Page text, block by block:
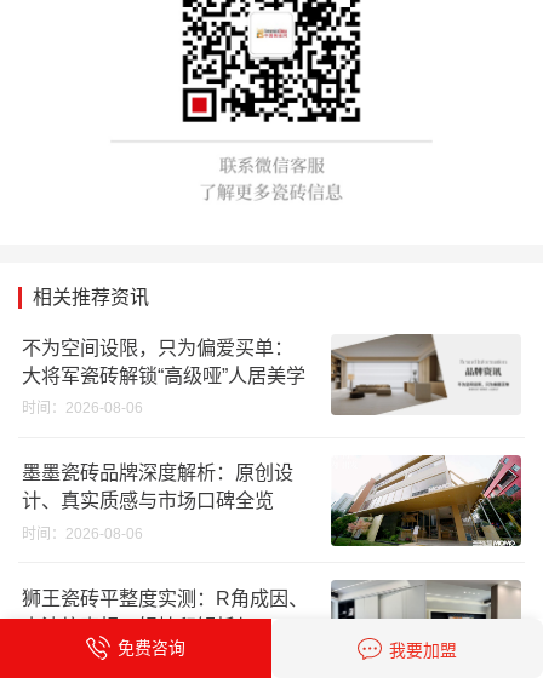
相关推荐资讯
不为空间设限，只为偏爱买单：
大将军瓷砖解锁“高级哑”人居美学
时间：2026-08-06
墨墨瓷砖品牌深度解析：原创设
计、真实质感与市场口碑全览
时间：2026-08-06
狮王瓷砖平整度实测：R角成因、
水波纹真相、辊棒印解析与5A标
准选购指南
时间：2026-08-06
免费咨询 我要加盟